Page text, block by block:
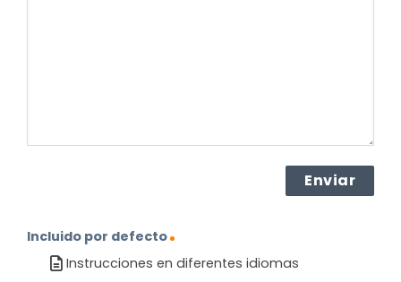
Incluido por defecto
Instrucciones en diferentes idiomas